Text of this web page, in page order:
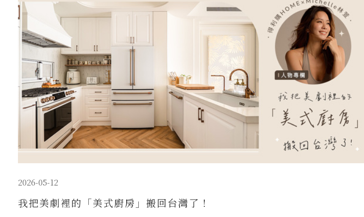
2026-05-12
我把美劇裡的「美式廚房」搬回台灣了！